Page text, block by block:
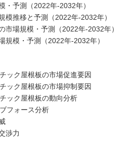
・予測（2022年-2032年）
模推移と予測（2022年-2032年）
市場規模・予測（2022年-2032年）
規模・予測（2022年-2032年）
ック屋根板の市場促進要因
ック屋根板の市場抑制要因
ック屋根板の動向分析
フォース分析
渉力